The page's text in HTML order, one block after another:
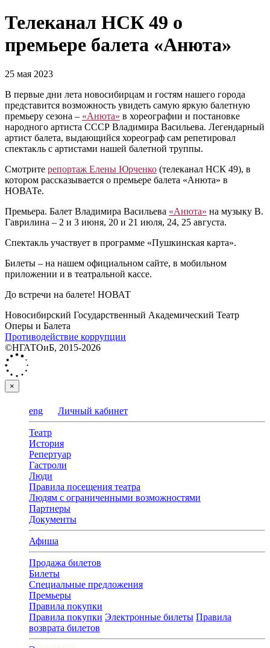
Телеканал НСК 49 о
премьере балета «Анюта»
25 мая 2023
В первые дни лета новосибирцам и гостям нашего города
представится возможность увидеть самую яркую балетную
премьеру сезона – «Анюта» в хореографии и постановке
народного артиста СССР Владимира Васильева. Легендарный
артист балета, выдающийся хореограф сам репетировал
спектакль с артистами нашей балетной труппы.
Смотрите репортаж Елены Юрченко (телеканал НСК 49), в
котором рассказывается о премьере балета «Анюта» в
НОВАТе.
Премьера. Балет Владимира Васильева «Анюта» на музыку В.
Гаврилина – 2 и 3 июня, 20 и 21 июля, 24, 25 августа.
Спектакль участвует в программе «Пушкинская карта».
Билеты – на нашем официальном сайте, в мобильном
приложении и в театральной кассе.
До встречи на балете! НОВАТ
Новосибирский Государственный Академический Театр
Оперы и Балета
Противодействие коррупции
©НГАТОиБ, 2015-2026
×
eng Личный кабинет
Театр
История
Репертуар
Гастроли
Люди
Правила посещения театра
Людям с ограниченными возможностями
Партнеры
Документы
Афиша
Продажа билетов
Билеты
Специальные предложения
Премьеры
Правила покупки
Правила покупки Электронные билеты Правила
возврата билетов